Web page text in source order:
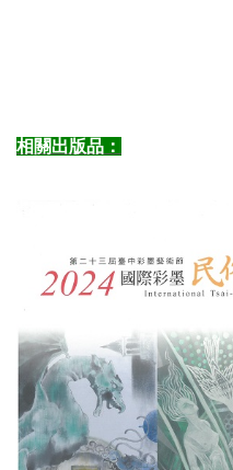
相關出版品：